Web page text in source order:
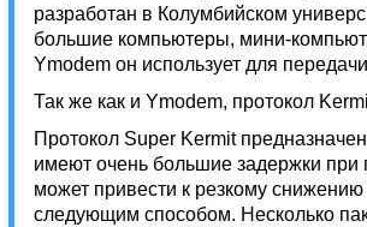
разработан в Колумбийском
большие компьютеры, мини-
Ymodem он использует для
Так же как и Ymodem, протокол
Протокол Super Kermit
имеют очень большие задержки при
может привести к резкому
следующим способом. Несколько